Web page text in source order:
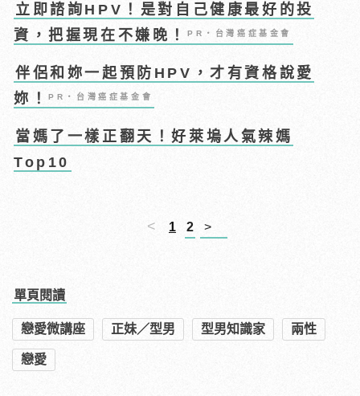
立即諮詢HPV！是對自己健康最好的投
資，把握現在不嫌晚！PR・台灣癌症基金會
伴侶和妳一起預防HPV，才有資格說愛
妳！PR・台灣癌症基金會
當媽了一樣正翻天！好萊塢人氣辣媽
Top10
< 1 2 >
單頁閱讀
戀愛微講座 正妹／型男 型男知識家 兩性
戀愛